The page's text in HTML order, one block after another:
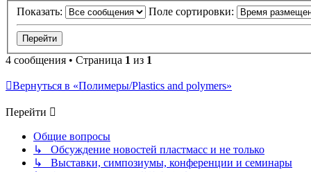
Показать: Поле сортировки:
4 сообщения • Страница 1 из 1
Вернуться в «Полимеры/Plastics and polymers»
Перейти
Общие вопросы
↳ Обсуждение новостей пластмасс и не только
↳ Выставки, симпозиумы, конференции и семинары